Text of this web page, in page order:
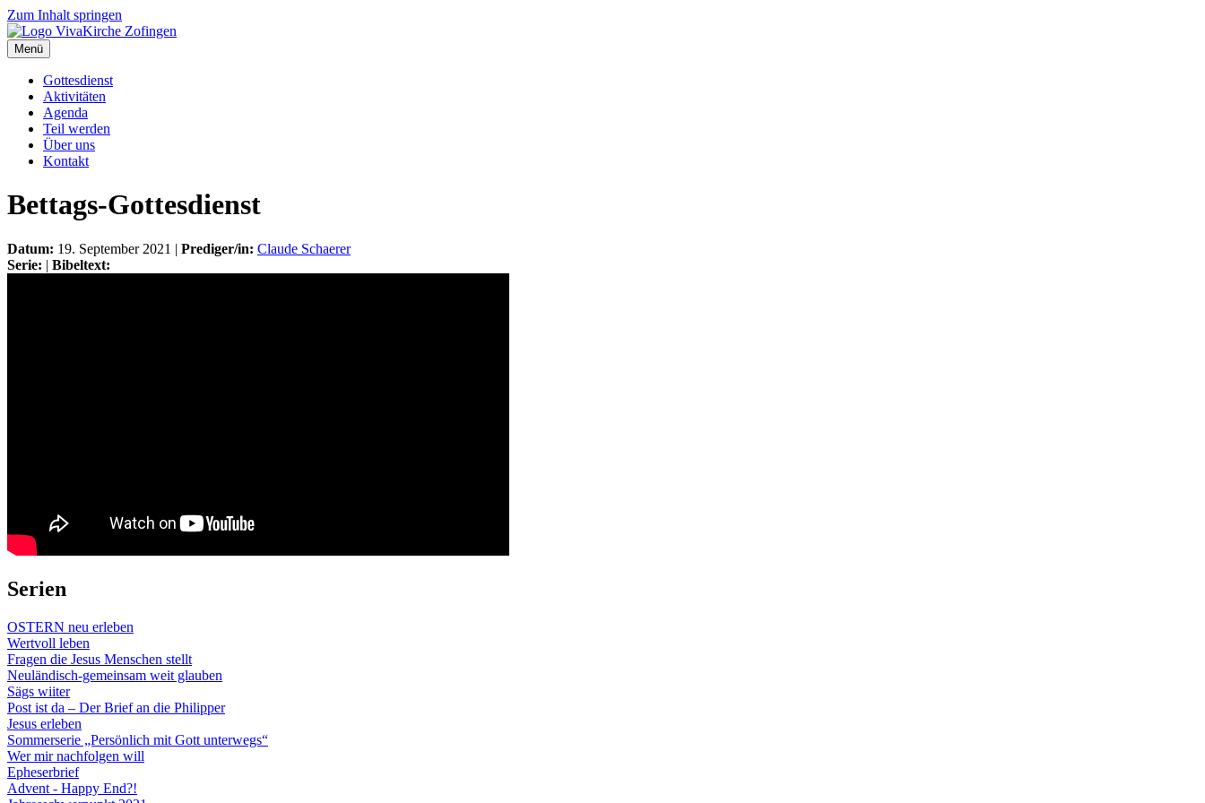
Zum Inhalt springen
Menü
Gottesdienst
Aktivitäten
Agenda
Teil werden
Über uns
Kontakt
Bettags-Gottesdienst
Datum: 19. September 2021 | Prediger/in: Claude Schaerer
Serie: | Bibeltext:
Serien
OSTERN neu erleben
Wertvoll leben
Fragen die Jesus Menschen stellt
Neuländisch-gemeinsam weit glauben
Sägs wiiter
Post ist da – Der Brief an die Philipper
Jesus erleben
Sommerserie „Persönlich mit Gott unterwegs“
Wer mir nachfolgen will
Epheserbrief
Advent - Happy End?!